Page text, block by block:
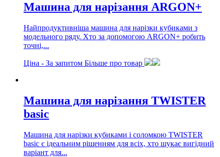
Машина для нарізання ARGON+
Найпродуктивніша машина для нарізки кубиками з
модельного ряду. Хто за допомогою ARGON+ робить
точні,...
Ціна - За запитом Більше про товар
Машина для нарізання TWISTER
basic
Машина для нарізки кубиками і соломкою TWISTER
basic є ідеальним рішенням для всіх, хто шукає вигідний
варіант для...